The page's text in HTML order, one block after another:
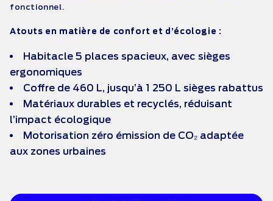
fonctionnel.
Atouts en matière de confort et d’écologie :
Habitacle 5 places spacieux, avec sièges
ergonomiques
Coffre de 460 L, jusqu’à 1 250 L sièges rabattus
Matériaux durables et recyclés, réduisant
l’impact écologique
Motorisation zéro émission de CO₂ adaptée
aux zones urbaines